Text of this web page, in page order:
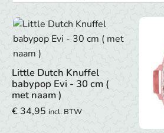
Little Dutch Knuffel
babypop Evi - 30 cm (
met naam )
€34,95 incl. BTW